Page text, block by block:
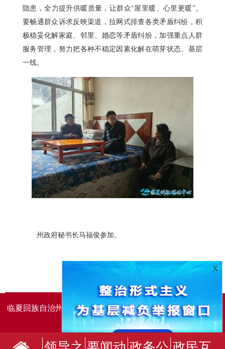
隐患，全力提升供暖质量，让群众“屋里暖、心里更暖”。
要畅通群众诉求反映渠道，拉网式排查各类矛盾纠纷，积
极稳妥化解家庭、邻里、婚恋等矛盾纠纷，加强重点人群
服务管理，努力把各种不稳定因素化解在萌芽状态、基层
一线。
州政府秘书长马福俊参加。
临夏回族自治州人民政府办公室主办 临夏回族自治州人民政
府信息中心承办
X